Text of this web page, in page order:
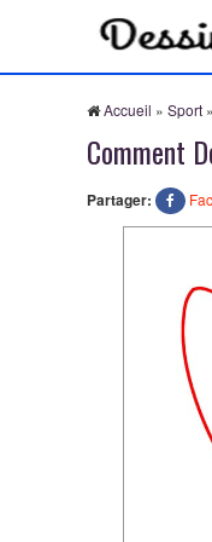
Accueil » Sport »
Comment
Partager: